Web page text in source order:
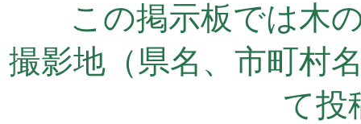
この掲示板では木
撮影地（県名、市町村
て投